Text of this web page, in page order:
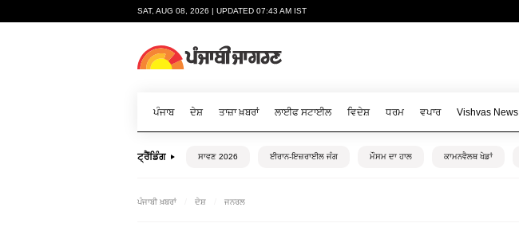
SAT, AUG 08, 2026 | UPDATED 07:43 AM IST
ਪੰਜਾਬ ਦੇਸ਼ ਤਾਜ਼ਾ ਖ਼ਬਰਾਂ ਲਾਈਫ ਸਟਾਈਲ ਵਿਦੇਸ਼ ਧਰਮ ਵਪਾਰ Vishvas News
ਟ੍ਰੈਂਡਿੰਗ ਸਾਵਣ 2026 ਈਰਾਨ-ਇਜ਼ਰਾਈਲ ਜੰਗ ਮੌਸਮ ਦਾ ਹਾਲ ਕਾਮਨਵੈਲਥ ਖੇਡਾਂ
ਪੰਜਾਬੀ ਖ਼ਬਰਾਂ ਦੇਸ਼ ਜਨਰਲ